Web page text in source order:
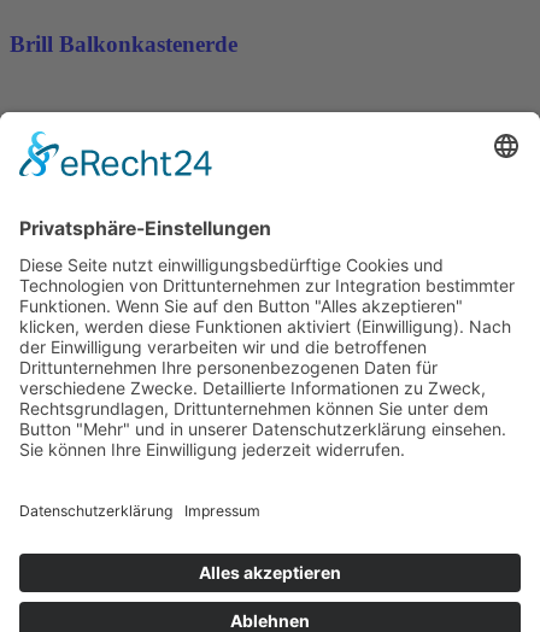
Brill Balkonkastenerde
Brill Kakteenerde
Hawita Bio Kompost- und Hochbeeterde
Impressum
Datenschutzerklärung
AGB
© Erden-Lensing 2024 |Wittstockdesign
Search
Startseite
Produkte
Rinden